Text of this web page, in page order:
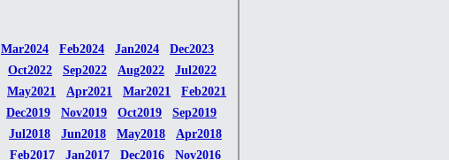
Mar2024 Feb2024 Jan2024
Dec2023
Oct2022 Sep2022 Aug2022
Jul2022
May2021 Apr2021 Mar2021
Feb2021
Dec2019 Nov2019 Oct2019
Sep2019
Jul2018 Jun2018 May2018
Apr2018
Feb2017 Jan2017 Dec2016 Nov2016